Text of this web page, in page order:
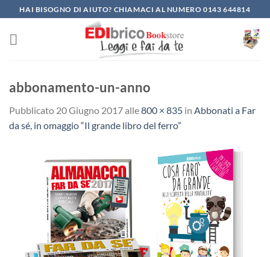
ai
contenuti
HAI BISOGNO DI AIUTO? CHIAMACI AL NUMERO 0143 644814
abbonamento-un-anno
Pubblicato 20 Giugno 2017alle800 × 835 in Abbonati a Far
da sé, in omaggio “Il grande libro del ferro”